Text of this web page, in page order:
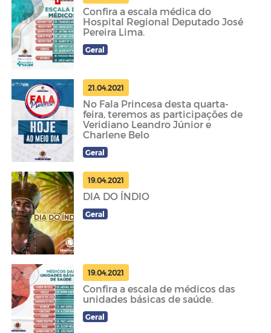
Confira a escala médica do
Hospital Regional Deputado José
Pereira Lima.
Geral
21.04.2021
No Fala Princesa desta quarta-
feira, teremos as participações de
Veridiano Leandro Júnior e
Charlene Belo
Geral
19.04.2021
DIA DO ÍNDIO
Geral
19.04.2021
Confira a escala de médicos das
unidades básicas de saúde.
Geral